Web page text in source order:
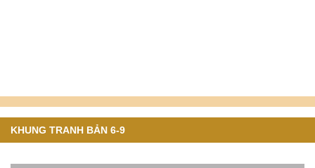
KHUNG TRANH BẢN 6-9